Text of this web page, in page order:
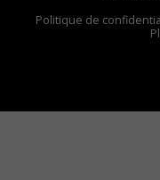
Politique de